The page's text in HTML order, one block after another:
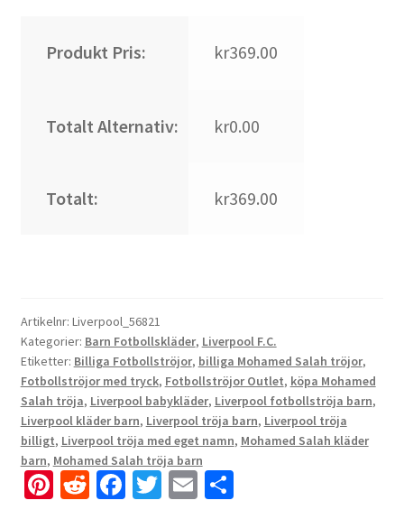
Produkt Pris: kr369.00
Totalt Alternativ: kr0.00
Totalt: kr369.00
Artikelnr: Liverpool_56821
Kategorier: Barn Fotbollskläder, Liverpool F.C.
Etiketter: Billiga Fotbollströjor, billiga Mohamed Salah tröjor,
Fotbollströjor med tryck, Fotbollströjor Outlet, köpa Mohamed
Salah tröja, Liverpool babykläder, Liverpool fotbollströja barn,
Liverpool kläder barn, Liverpool tröja barn, Liverpool tröja
billigt, Liverpool tröja med eget namn, Mohamed Salah kläder
barn, Mohamed Salah tröja barn
Pi R Fa T E D